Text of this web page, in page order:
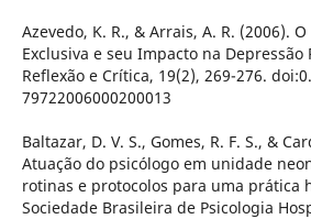
Azevedo, K. R., & Arrais, A. R. (2006).
Exclusiva e seu Impacto na Depressão
Reflexão e Crítica, 19(2), 269-276.
79722006000200013
Baltazar, D. V. S., Gomes, R. F. S., &
Atuação do psicólogo em unidade
rotinas e protocolos para uma prática
Sociedade Brasileira de Psicologia